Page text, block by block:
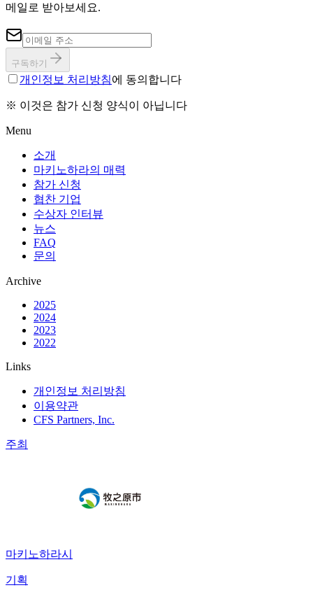
메일로 받아보세요.
구독하기
개인정보 처리방침에 동의합니다
※ 이것은 참가 신청 양식이 아닙니다
Menu
소개
마키노하라의 매력
참가 신청
협찬 기업
수상자 인터뷰
뉴스
FAQ
문의
Archive
2025
2024
2023
2022
Links
개인정보 처리방침
이용약관
CFS Partners, Inc.
주최
마키노하라시
기획